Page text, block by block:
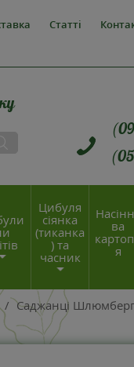
Статті
Цибуля
сіянка
(тиканка
) та
часник
ва
я
/ Саджанці